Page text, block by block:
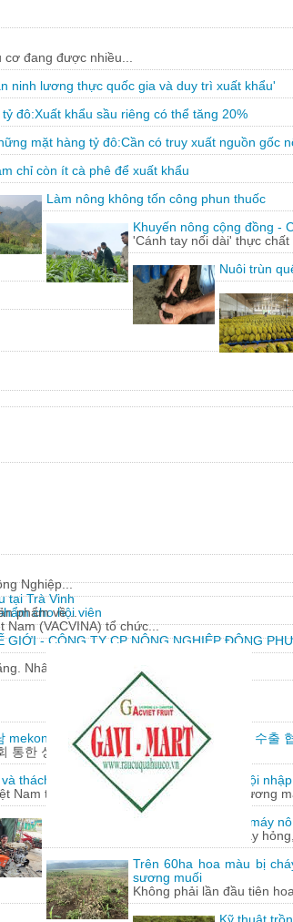
đang được nhiều...
ninh lương thực quốc gia và duy trì xuất khẩu'
đô:Xuất khẩu sầu riêng có thể tăng 20%
mặt hàng tỷ đô:Cần có truy xuất nguồn gốc
chỉ còn ít cà phê để xuất khẩu
Làm nông không tốn công phun thuốc
Khuyến nông cộng đồng -
'Cánh tay nối dài' thực
Nuôi trùn
Nghiệp...
cho hội viên
(VACVINA) tổ chức...
Nhân sâm có nguồn gốc từ...
mekong herbals corporation 기업 100만불 수출
통한 성과에 감사
thách thức cho nông sản Việt Nam khi hội nhập
Nam tham gia hàng loạt các hiệp định thương
Lão nông 'gàn' sáng chế hàng loạt máy
Từ những động cơ, phụ tùng xe máy
Trên 60ha hoa màu bị
sương muối
Không phải lần đầu tiên
tại Trà Vinh
phẩm về...
GIỚI - CÔNG TY CP NÔNG NGHIỆP ĐÔNG